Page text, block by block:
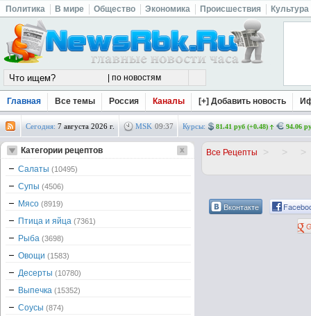
Политика В мире Общество Экономика Происшествия Культура
Главная Все темы Россия Каналы [+] Добавить новость
Сегодня: 7 августа 2026 г. MSK 09:37 Курсы: 81.41 руб (+0.48) 94.06
Все Рецепты > > >
Вконтакте
Категории рецептов
Салаты (10495)
Супы (4506)
Мясо (8919)
Птица и яйца (7361)
Рыба (3698)
Овощи (1583)
Десерты (10780)
Выпечка (15352)
Соусы (874)